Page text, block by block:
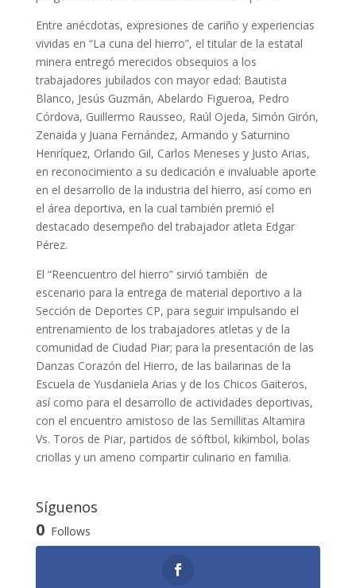
Entre anécdotas, expresiones de cariño y experiencias
vividas en “La cuna del hierro”, el titular de la estatal
minera entregó merecidos obsequios a los
trabajadores jubilados con mayor edad: Bautista
Blanco, Jesús Guzmán, Abelardo Figueroa, Pedro
Córdova, Guillermo Rausseo, Raúl Ojeda, Simón Girón,
Zenaida y Juana Fernández, Armando y Saturnino
Henríquez, Orlando Gil, Carlos Meneses y Justo Arias,
en reconocimiento a su dedicación e invaluable aporte
en el desarrollo de la industria del hierro, así como en
el área deportiva, en la cual también premió el
destacado desempeño del trabajador atleta Edgar
Pérez.
El “Reencuentro del hierro” sirvió también de
escenario para la entrega de material deportivo a la
Sección de Deportes CP, para seguir impulsando el
entrenamiento de los trabajadores atletas y de la
comunidad de Ciudad Piar; para la presentación de las
Danzas Corazón del Hierro, de las bailarinas de la
Escuela de Yusdaniela Arias y de los Chicos Gaiteros,
así como para el desarrollo de actividades deportivas,
con el encuentro amistoso de las Semillitas Altamira
Vs. Toros de Piar, partidos de sóftbol, kikimbol, bolas
criollas y un ameno compartir culinario en familia.
Síguenos
0 Follows